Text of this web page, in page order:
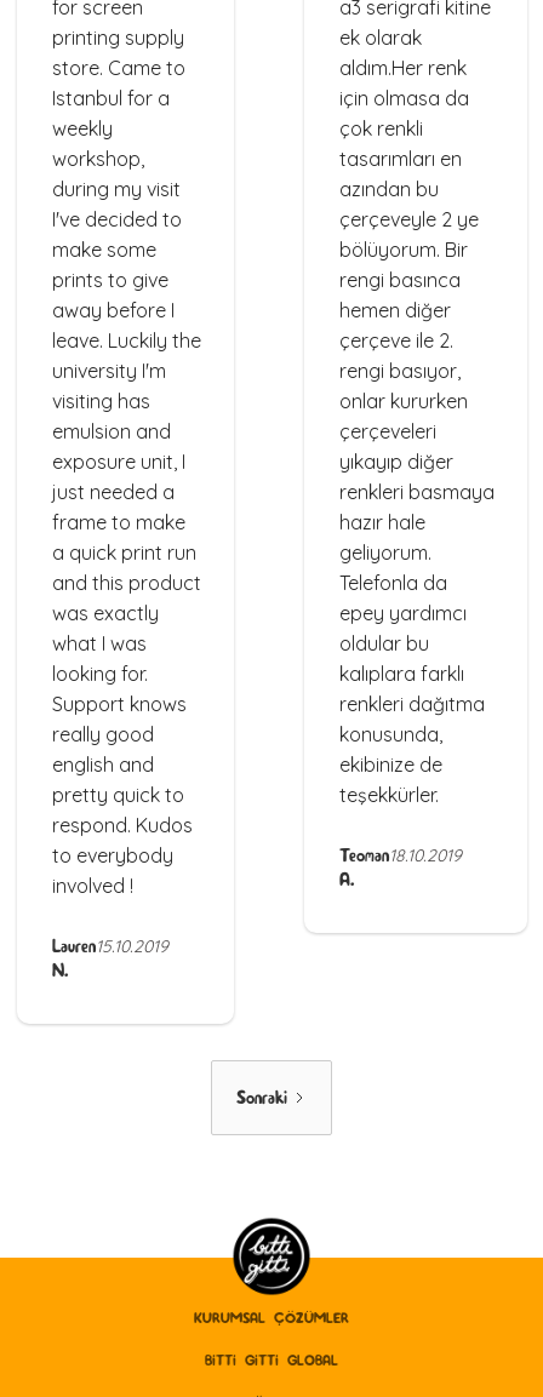
for screen
printing supply
store. Came to
Istanbul for a
weekly
workshop,
during my visit
I've decided to
make some
prints to give
away before I
leave. Luckily the
university I'm
visiting has
emulsion and
exposure unit, I
just needed a
frame to make
a quick print run
and this product
was exactly
what I was
looking for.
Support knows
really good
english and
pretty quick to
respond. Kudos
to everybody
involved !
Lauren
N.
15.10.2019
a3 serigrafi kitine
ek olarak
aldım.Her renk
için olmasa da
çok renkli
tasarımları en
azından bu
çerçeveyle 2 ye
bölüyorum. Bir
rengi basınca
hemen diğer
çerçeve ile 2.
rengi basıyor,
onlar kururken
çerçeveleri
yıkayıp diğer
renkleri basmaya
hazır hale
geliyorum.
Telefonla da
epey yardımcı
oldular bu
kalıplara farklı
renkleri dağıtma
konusunda,
ekibinize de
teşekkürler.
Teoman
A.
18.10.2019
Sonraki
KURUMSAL ÇÖZÜMLER
BITTI GITTI GLOBAL